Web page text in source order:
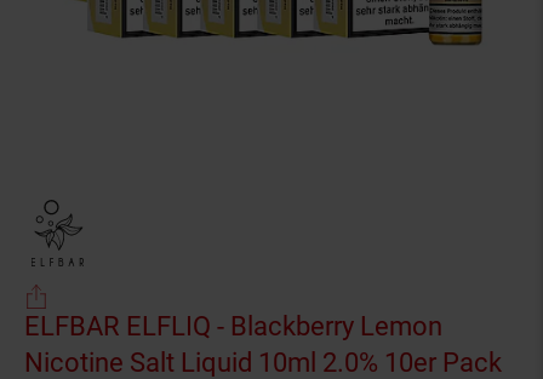
ELFBAR ELFLIQ - Blackberry Lemon
Nicotine Salt Liquid 10ml 2.0% 10er Pack